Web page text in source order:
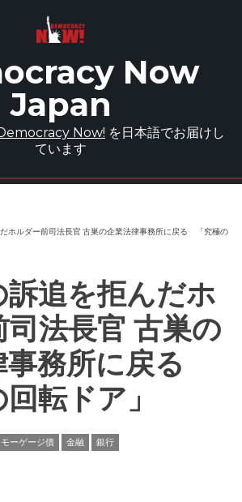
Now
Japan
Now! を日本語でお届けし
ています
ホルダー前司法長官 古巣の企業法律事務所に戻る 「究極の
訴追を拒んだホ
法長官 古巣の
事務所に戻る
回転ドア」
モーゲージ債 金融 銀行